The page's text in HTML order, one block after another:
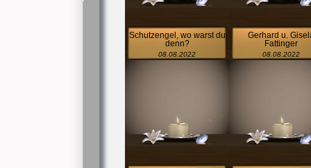
Schutzengel, wo warst du
denn?
08.08.2022
Gerhard u.
Fattinger
08.08.2022